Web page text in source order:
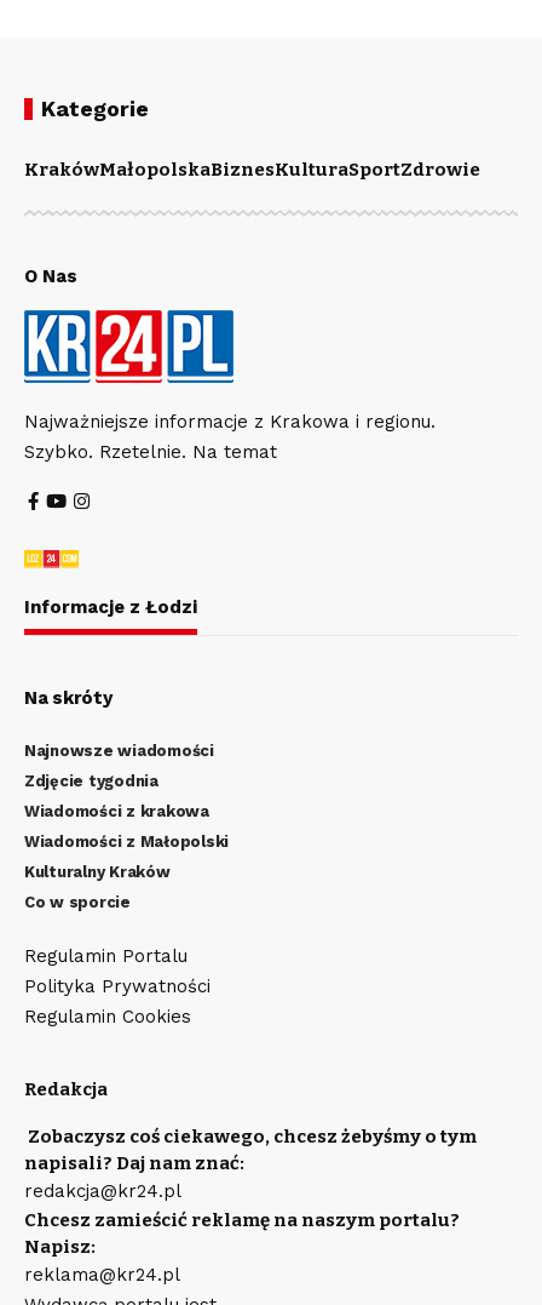
Kategorie
KrakówMałopolskaBiznesKulturaSportZdrowie
O Nas
Najważniejsze informacje z Krakowa i regionu.
Szybko. Rzetelnie. Na temat
Informacje z Łodzi
Na skróty
Najnowsze wiadomości
Zdjęcie tygodnia
Wiadomości z krakowa
Wiadomości z Małopolski
Kulturalny Kraków
Co w sporcie
Regulamin Portalu
Polityka Prywatności
Regulamin Cookies
Redakcja
Zobaczysz coś ciekawego, chcesz żebyśmy o tym
napisali? Daj nam znać:
redakcja@kr24.pl
Chcesz zamieścić reklamę na naszym portalu?
Napisz:
reklama@kr24.pl